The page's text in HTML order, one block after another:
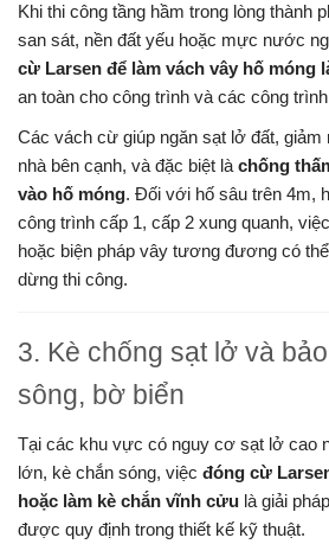
Khi thi công tầng hầm trong lòng thành
san sát, nền đất yếu hoặc mực nước
cừ Larsen để làm vách vây hố móng
an toàn cho công trình và các công
Các vách cừ giúp ngăn sạt lở đất, giảm
nhà bên cạnh, và đặc biệt là chống
vào hố móng. Đối với hố sâu trên 4m,
công trình cấp 1, cấp 2 xung quanh,
hoặc biện pháp vây tương đương có
dừng thi công.
3. Kè chống sạt lở và
sông, bờ biển
Tại các khu vực có nguy cơ sạt lở cao
lớn, kè chắn sóng, việc đóng cừ
hoặc làm kè chắn vĩnh cửu là giải
được quy định trong thiết kế kỹ thuật.